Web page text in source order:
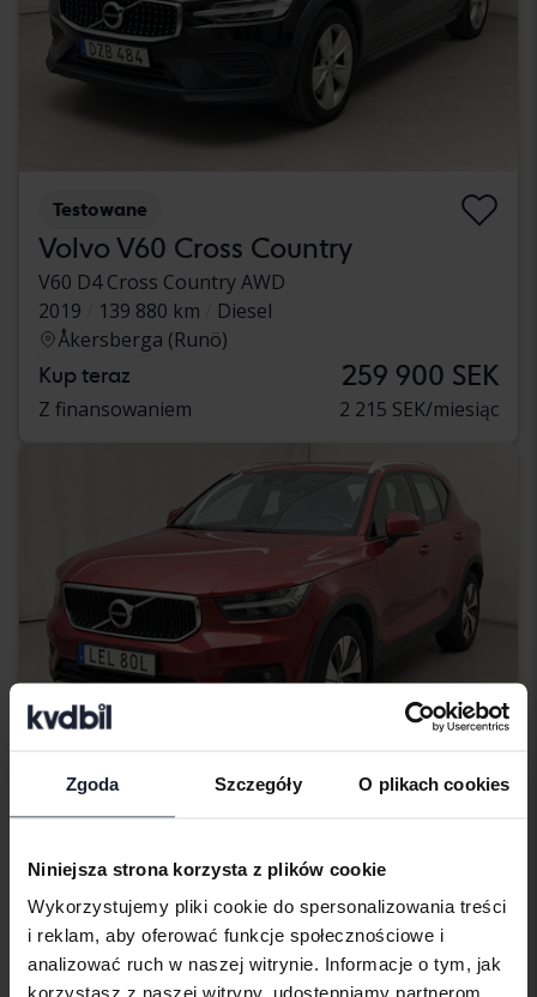
Zgoda Szczegóły O plikach cookies
Niniejsza strona korzysta z plików cookie
Wykorzystujemy pliki cookie do spersonalizowania treści
i reklam, aby oferować funkcje społecznościowe i
analizować ruch w naszej witrynie. Informacje o tym, jak
korzystasz z naszej witryny, udostępniamy partnerom
Testowane
Volvo V60 Cross Country
V60 D4 Cross Country AWD
2019
139 880 km
Diesel
Åkersberga (Runö)
Kup teraz 259 900 SEK
Z finansowaniem 2 215 SEK/miesiąc
Testowane
Volvo XC40
2020
168 370 km
Elektryczny/benzyna
Åkersberga (Runö)
Kup teraz 234 900 SEK